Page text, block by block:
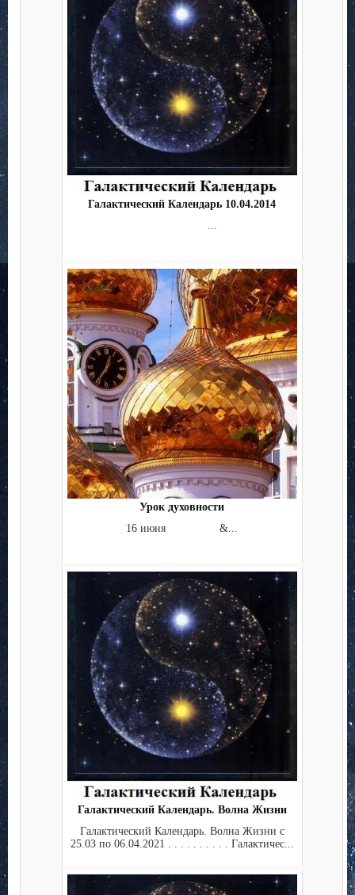
Галактический Календарь 10.04.2014
Урок духовности
16 июня &...
Галактический Календарь. Волна Жизни
Галактический Календарь. Волна Жизни с
25.03 по 06.04.2021 . . . . . . . . . . Галактичес...